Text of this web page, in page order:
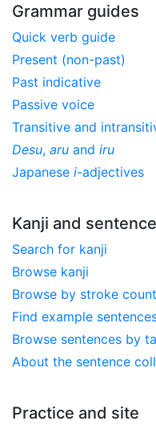
Grammar guides
Quick verb guide
Present (non-past)
Past indicative
Passive voice
Transitive and
Desu, aru and iru
Japanese i-adjectives
Kanji and
Search for kanji
Browse kanji
Browse by stroke count
Find example
Browse sentences by
About the sentence
Practice and site